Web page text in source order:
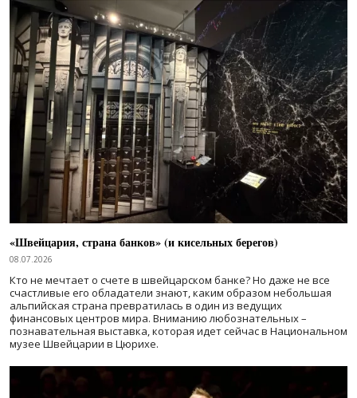
«Швейцария, страна банков» (и кисельных берегов)
08.07.2026
Кто не мечтает о счете в швейцарском банке? Но даже не все
счастливые его обладатели знают, каким образом небольшая
альпийская страна превратилась в один из ведущих
финансовых центров мира. Вниманию любознательных –
познавательная выставка, которая идет сейчас в Национальном
музее Швейцарии в Цюрихе.